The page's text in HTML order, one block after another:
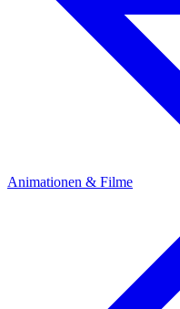
Animationen & Filme